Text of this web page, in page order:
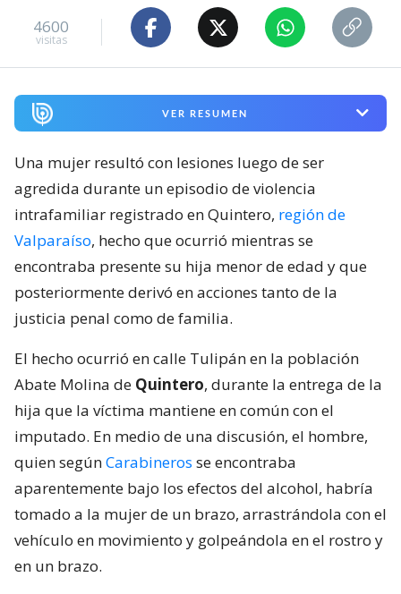
4600
visitas
VER RESUMEN
Una mujer resultó con lesiones luego de ser
agredida durante un episodio de violencia
intrafamiliar registrado en Quintero, región de
Valparaíso, hecho que ocurrió mientras se
encontraba presente su hija menor de edad y que
posteriormente derivó en acciones tanto de la
justicia penal como de familia.
El hecho ocurrió en calle Tulipán en la población
Abate Molina de Quintero, durante la entrega de la
hija que la víctima mantiene en común con el
imputado. En medio de una discusión, el hombre,
quien segúnCarabineros se encontraba
aparentemente bajo los efectos del alcohol, habría
tomado a la mujer de un brazo, arrastrándola con el
vehículo en movimiento y golpeándola en el rostro y
en un brazo.